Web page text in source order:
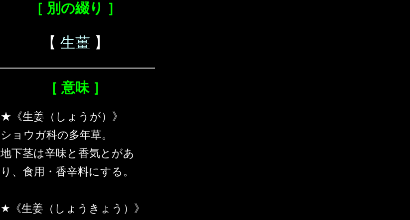
［ 別の綴り ］
【 生薑 】
［ 意味 ］
★《生姜（しょうが）》
ショウガ科の多年草。
地下茎は辛味と香気とがあ
り、食用・香辛料にする。
★《生姜（しょうきょう）》